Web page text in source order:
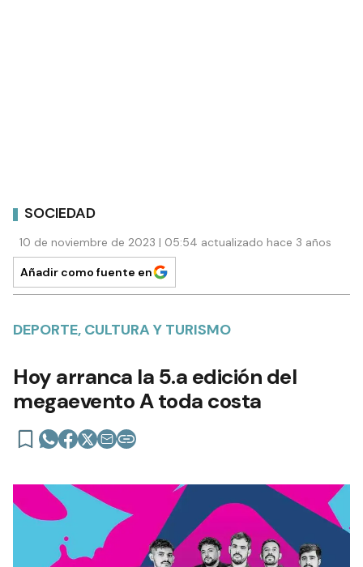
SOCIEDAD
10 de noviembre de 2023 | 05:54 actualizado hace 3 años
Añadir como fuente en
DEPORTE, CULTURA Y TURISMO
Hoy arranca la 5.a edición del
megaevento A toda costa